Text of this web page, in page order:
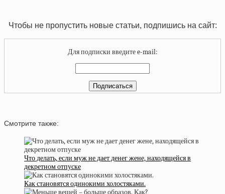
Чтобы не пропустить новые статьи, подпишись на сайт:
Для подписки введите e-mail:
Смотрите также:
Что делать, если муж не дает денег жене, находящейся в
декретном отпуске
Как становятся одинокими холостяками.